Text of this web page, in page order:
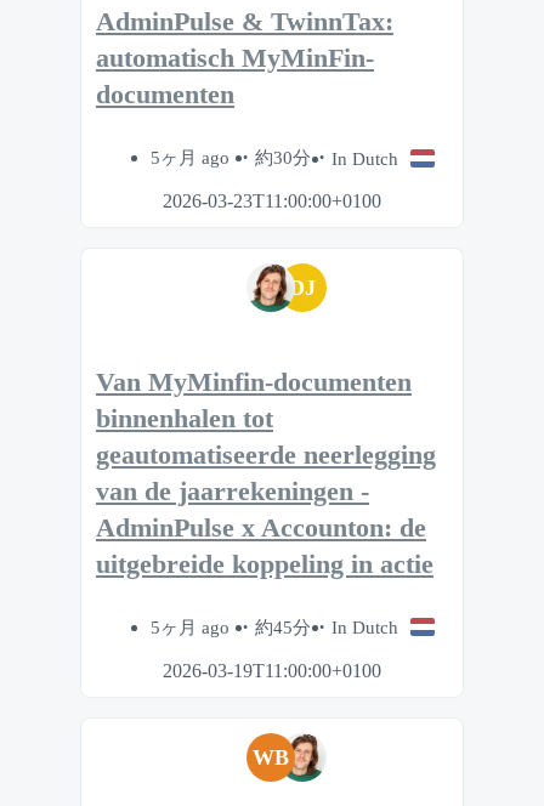
AdminPulse & TwinnTax:
automatisch MyMinFin-
documenten
5ヶ月 ago 約30分 In Dutch
2026-03-23T11:00:00+0100
DJ
Van MyMinfin-documenten
binnenhalen tot
geautomatiseerde neerlegging
van de jaarrekeningen -
AdminPulse x Accounton: de
uitgebreide koppeling in actie
5ヶ月 ago 約45分 In Dutch
2026-03-19T11:00:00+0100
WB